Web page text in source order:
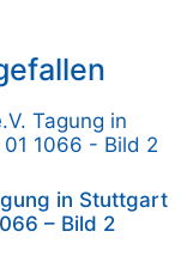
in Stuttgart
– Bild 2